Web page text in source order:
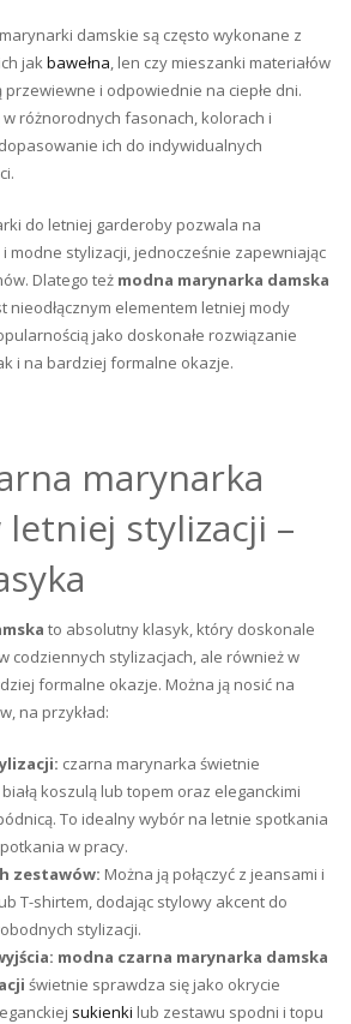
damskie są często wykonane z
jakbawełna, len czy mieszanki materiałów
i odpowiednie na ciepłe dni.
różnorodnych fasonach, kolorach i
ich do indywidualnych
do letniej garderoby pozwala na
modne stylizacji, jednocześnie zapewniając
Dlatego też modna marynarka damska
nieodłącznym elementem letniej mody
jako doskonałe rozwiązanie
i na bardziej formalne okazje.
marynarka
letniej stylizacji –
to absolutny klasyk, który doskonale
codziennych stylizacjach, ale również w
formalne okazje. Można ją nosić na
na przykład:
czarna marynarka świetnie
koszulą lub topem oraz eleganckimi
To idealny wybór na letnie spotkania
w pracy.
zestawów: Można ją połączyć z jeansami i
T-shirtem, dodając stylowy akcent do
stylizacji.
modna czarna marynarka damska
świetnie sprawdza się jako okrycie
sukienki lub zestawu spodni i topu